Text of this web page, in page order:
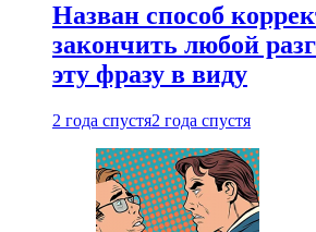
Назван способ
закончить любой
эту фразу в виду
2 года спустя2 года спустя